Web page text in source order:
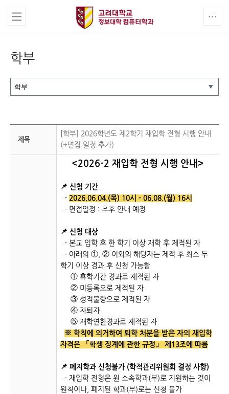
학부
제목
[학부] 2026학년도 제2학기 재입학 전형 시행 안내
(+면접 일정 추가)
<2026-2 재입학 전형 시행 안내>
📌 신청 기간
- 2026.06.04.(목) 10시 - 06.08.(월) 16시
- 면접일정 : 추후 안내 예정
📌 신청 대상
- 본교 입학 후 한 학기 이상 재학 후 제적된 자
- 아래의 ①, ② 이외의 해당자는 제적 후 최소 두
학기 이상 경과 후 신청 가능함
① 휴학기간 경과로 제적된 자
② 미등록으로 제적된 자
③ 성적불량으로 제적된 자
④ 자퇴자
⑤ 재학연한경과로 제적된 자
※ 학칙에 의거하여 퇴학 처분을 받은 자의 재입학
자격은 「학생 징계에 관한 규정」 제13조에 따름
📌 폐지학과 신청불가 (학적관리위원회 결정 사항)
- 재입학 전형은 원 소속학과(부)로 지원하는 것이
원칙이나, 폐지된 학과(부)로는 신청 불가